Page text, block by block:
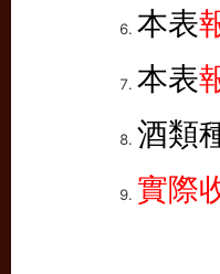
本表
本表
酒類
實際